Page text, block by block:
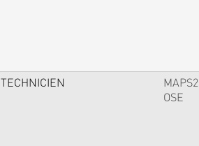
TECHNICIEN
MAPS2
OSE